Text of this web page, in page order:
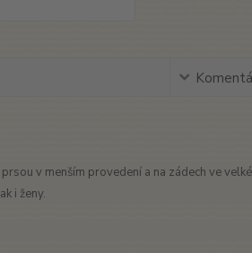
v menším provedení a na zádech ve
i ženy.